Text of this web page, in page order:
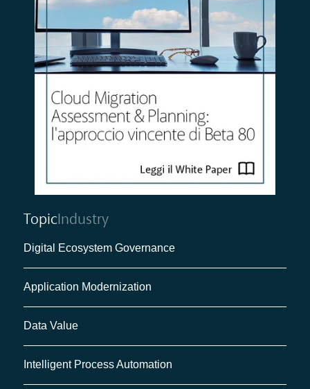
TopicIndustry
Digital Ecosystem Governance
Application Modernization
Data Value
Intelligent Process Automation